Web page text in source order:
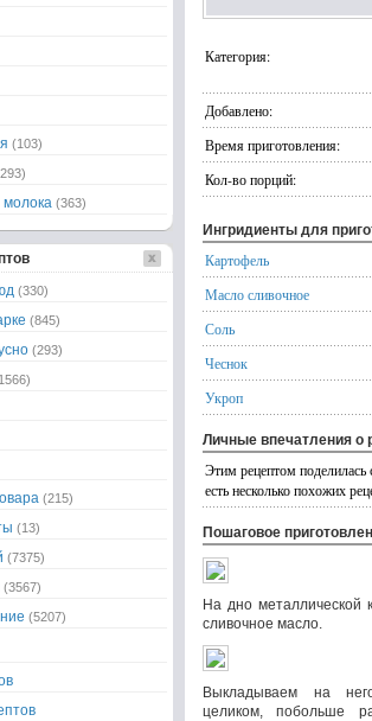
Категория:
Добавлено:
Время приготовления:
Кол-во порций:
Ингридиенты для
Картофель
Масло сливочное
Соль
Чеснок
Укроп
Личные впечатления о
Этим рецептом
есть несколько похожих
Пошаговое
На дно металлической
сливочное масло.
Выкладываем на
целиком, побольше
(103)
молока (363)
(330)
(845)
(293)
(215)
(13)
(7375)
(3567)
(5207)